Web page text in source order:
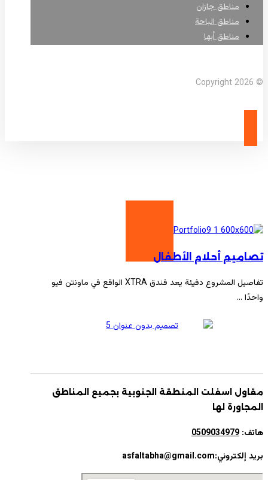
مناطق جازان
مناطق الباحة
مناطق أبها
© Copyright 2026
تصاميم أحلام الأطفال
تفاصيل المشروع دفيئة يعد فندق XTRA الواقع في ماونتن فيو
واحدًا ...
مقاول اسفلت المنطقة الجنوبية بجميع المناطق
المجاورة لها
هاتف: 0509034979
بريد إلكتروني:asfaltabha@gmail.com